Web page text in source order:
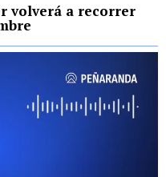
volverá a recorrer